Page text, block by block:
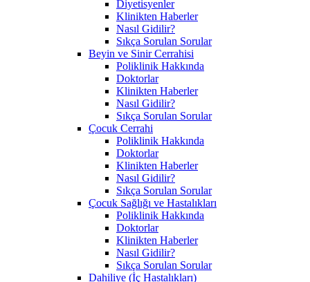
Diyetisyenler
Klinikten Haberler
Nasıl Gidilir?
Sıkça Sorulan Sorular
Beyin ve Sinir Cerrahisi
Poliklinik Hakkında
Doktorlar
Klinikten Haberler
Nasıl Gidilir?
Sıkça Sorulan Sorular
Çocuk Cerrahi
Poliklinik Hakkında
Doktorlar
Klinikten Haberler
Nasıl Gidilir?
Sıkça Sorulan Sorular
Çocuk Sağlığı ve Hastalıkları
Poliklinik Hakkında
Doktorlar
Klinikten Haberler
Nasıl Gidilir?
Sıkça Sorulan Sorular
Dahiliye (İç Hastalıkları)